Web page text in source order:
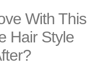
With This
Hair Style